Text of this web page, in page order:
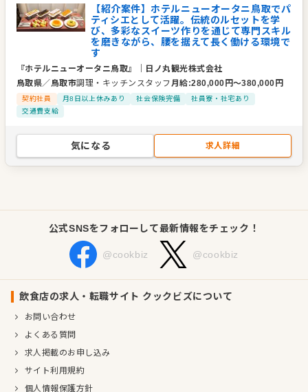
域に根差したおもてなしの心で、鳥取の魅力を発信し続けてま
いります。
業種／業態
ホテル・旅館
代表者 代表取締役社長 勝井 博久
事業所
【紹介案件】ホテルニューオータニ鳥取でパ
ティシエとして活躍。伝統のルセットを学
び、多彩なスイーツ作りを通じて専門スキル
を磨きながら、腰を据えて長く働ける環境で
す
『ホテルニューオータニ鳥取』
日ノ丸観光株式会社
鳥取県／ 鳥取市調理・キッチンスタッフ月給:280,000 円〜380,000 円
契約社員 月8日以上休みあり 社会保険完備
社員寮・社宅あり
交通費支給
気になる 求人詳細
公式SNSをフォローして最新情報をチェック！
@cookbiz @cookbiz
飲食店の求人・転職サイト クックビズについて
お問い合わせ
よくある質問
求人掲載のお申し込み
サイト利用規約
個人情報保護方針